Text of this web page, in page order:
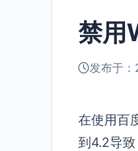
禁用
发布于
在使用百
到4.2导